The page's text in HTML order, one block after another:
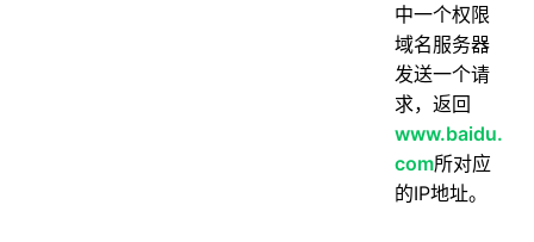
中一个权限
域名服务器
发送一个请
求，返回
www.baidu.
com所对应
的IP地址。